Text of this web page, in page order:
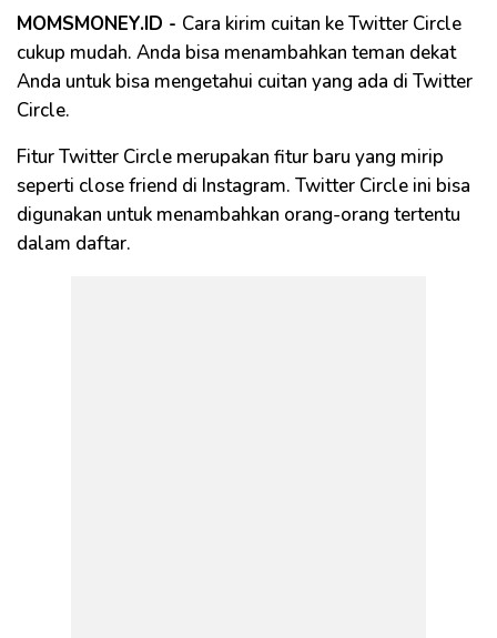
MOMSMONEY.ID - Cara kirim cuitan ke Twitter Circle
cukup mudah. Anda bisa menambahkan teman dekat
Anda untuk bisa mengetahui cuitan yang ada di Twitter
Circle.
Fitur Twitter Circle merupakan fitur baru yang mirip
seperti close friend di Instagram. Twitter Circle ini bisa
digunakan untuk menambahkan orang-orang tertentu
dalam daftar.